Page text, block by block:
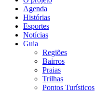
Agenda
Histórias
Esportes
Notícias
Guia
Regiões
Bairros
Praias
Trilhas
Pontos Turísticos